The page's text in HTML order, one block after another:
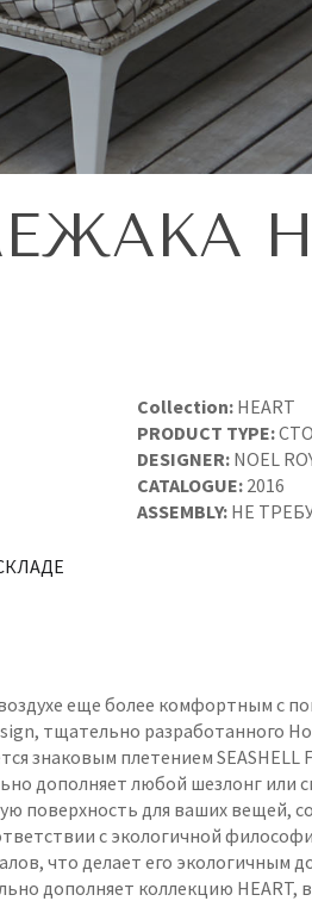
Collection: HEART
PRODUCT TYPE:
DESIGNER: NOEL
CATALOGUE: 2016
ASSEMBLY: НЕ
еще более комфортным с
тщательно разработанного
знаковым плетением
дополняет любой шезлонг или
поверхность для ваших вещей,
с экологичной
что делает его экологичным
дополняет коллекцию HEART,